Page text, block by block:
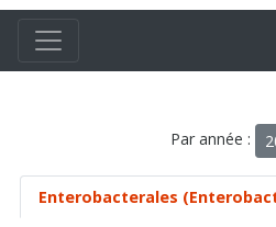
Par année :
Enterobacterales